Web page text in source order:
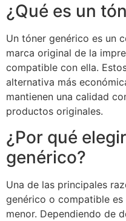
¿Qué es un
Un tóner genérico es un
marca original de la
compatible con ella.
alternativa más
mantienen una calidad
productos originales.
¿Por qué
genérico?
Una de las principales
genérico o compatible
menor. Dependiendo de